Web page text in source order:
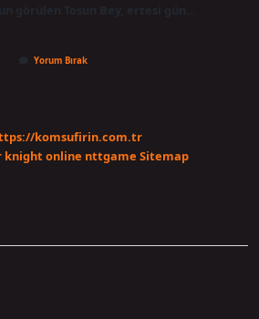
görülen Tosun Bey, ertesi gün…
Yorum Bırak
komsufirin.com.tr
knight online nttgame Sitemap